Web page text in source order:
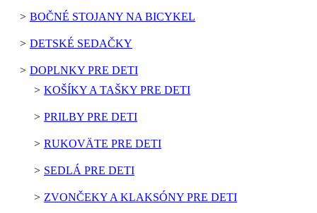
BOČNÉ STOJANY NA BICYKEL
DETSKÉ SEDAČKY
DOPLNKY PRE DETI
KOŠÍKY A TAŠKY PRE DETI
PRILBY PRE DETI
RUKOVÄTE PRE DETI
SEDLÁ PRE DETI
ZVONČEKY A KLAKSÓNY PRE DETI